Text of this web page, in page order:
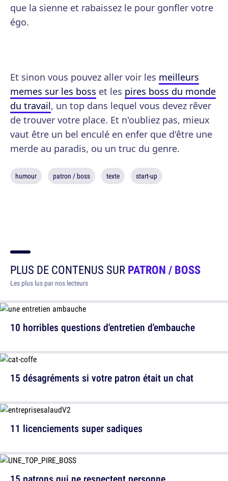
que la sienne et rabaissez le pour gonfler votre
égo.
Et sinon vous pouvez aller voir les meilleurs
memes sur les boss et les pires boss du monde
du travail, un top dans lequel vous devez rêver
de trouver votre place. Et n'oubliez pas, mieux
vaut être un bel enculé en enfer que d'être une
merde au paradis, ou un truc du genre.
humour patron / boss texte start-up
PLUS DE CONTENUS SURPATRON / BOSS
Les plus lus par nos lecteurs
10 horribles questions d'entretien d'embauche
11 licenciements super sadiques
15 désagréments si votre patron était un chat